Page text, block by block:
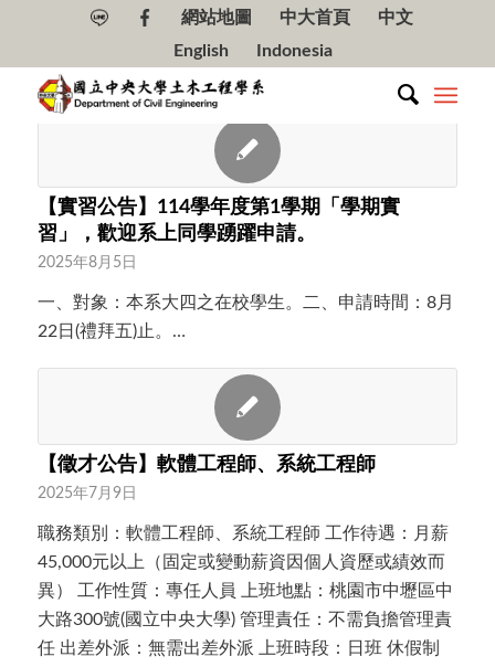
網站地圖 中大首頁
中文
English
Indonesia
【實習公告】114學年度第1學期「學期實
習」，歡迎系上同學踴躍申請。
2025年8月5日
一、對象：本系大四之在校學生。二、申請時間：8月
22日(禮拜五)止。…
【徵才公告】軟體工程師、系統工程師
2025年7月9日
職務類別：軟體工程師、系統工程師 工作待遇：月薪
45,000元以上（固定或變動薪資因個人資歷或績效而
異） 工作性質：專任人員 上班地點：桃園市中壢區中
大路300號(國立中央大學) 管理責任：不需負擔管理責
任 出差外派：無需出差外派 上班時段：日班 休假制